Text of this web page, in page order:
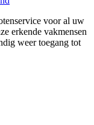
voor al uw
erkende vakmensen
weer toegang tot